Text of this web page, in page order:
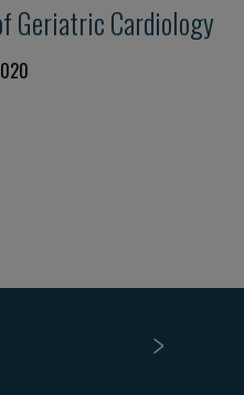
Geriatric Cardiology